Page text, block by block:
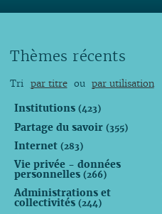
Thèmes récents
Tri par titre ou par utilisation
Institutions (423)
Partage du savoir (355)
Internet (283)
Vie privée - données
personnelles (266)
Administrations et
collectivités (244)